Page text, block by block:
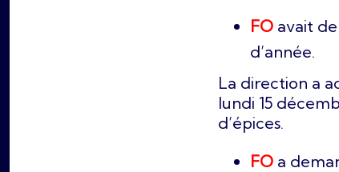
FO avait
d’année.
La direction a
lundi 15
d’épices.
FO a